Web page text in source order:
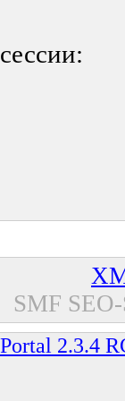
SMF
2.3.4